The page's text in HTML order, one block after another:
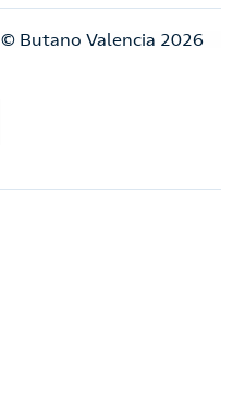
© Butano Valencia 2026